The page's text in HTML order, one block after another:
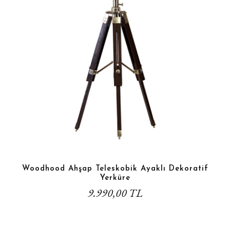
Woodhood Ahşap Teleskobik Ayaklı Dekoratif
Yerküre
9.990,00 TL